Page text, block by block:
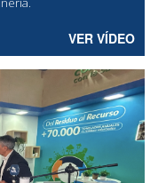
VER VÍDEO